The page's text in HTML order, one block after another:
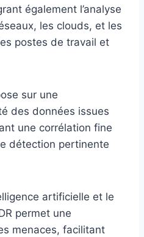
également l’analyse
les clouds, et les
postes de travail et
sur une
des données issues
une corrélation fine
détection pertinente
artificielle et le
permet une
menaces, facilitant